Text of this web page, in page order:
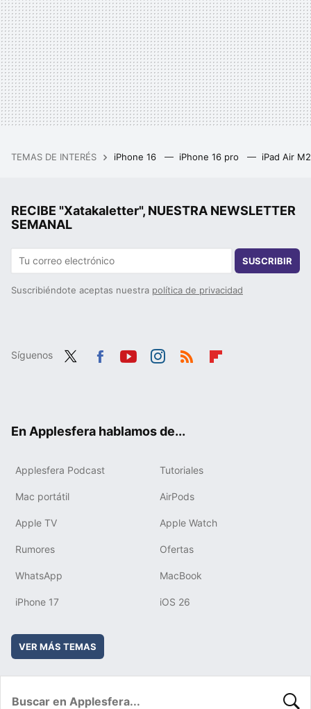
TEMAS DE INTERÉS iPhone 16 iPhone 16 pro iPad Air
RECIBE "Xatakaletter", NUESTRA NEWSLETTER
SEMANAL
SUSCRIBIR
Suscribiéndote aceptas nuestra política de privacidad
Síguenos
En Applesfera hablamos de...
Applesfera Podcast Tutoriales
Mac portátil AirPods
Apple TV Apple Watch
Rumores Ofertas
WhatsApp MacBook
iPhone 17 iOS 26
VER MÁS TEMAS